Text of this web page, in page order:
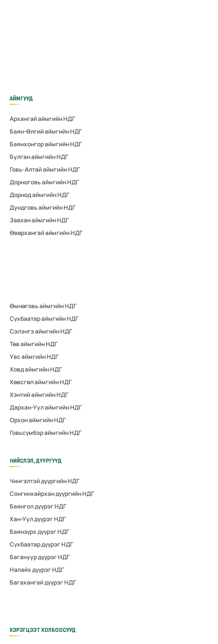
АЙМГУУД
Архангай аймгийн НДГ
Баян-Өлгий аймгийн НДГ
Баянхонгор аймгийн НДГ
Булган аймгийн НДГ
Говь-Алтай аймгийн НДГ
Дорноговь аймгийн НДГ
Дорнод аймгийн НДГ
Дундговь аймгийн НДГ
Завхан аймгийн НДГ
Өвөрхангай аймгийн НДГ
Өмнөговь аймгийн НДГ
Сүхбаатар аймгийн НДГ
Сэлэнгэ аймгийн НДГ
Төв аймгийн НДГ
Увс аймгийн НДГ
Ховд аймгийн НДГ
Хөвсгөл аймгийн НДГ
Хэнтий аймгийн НДГ
Дархан-Уул аймгийн НДГ
Орхон аймгийн НДГ
Говьсүмбэр аймгийн НДГ
НИЙСЛЭЛ, ДҮҮРГҮҮД
Чингэлтэй дүүргийн НДГ
Сонгинхайрхан дүүргийн НДГ
Баянгол дүүрэг НДГ
Хан-Уул дүүрэг НДГ
Баянзүрх дүүрэг НДГ
Сүхбаатар дүүрэг НДГ
Багануур дүүрэг НДГ
Налайх дүүрэг НДГ
Багахангай дүүрэг НДГ
ХЭРЭГЦЭЭТ ХОЛБООСУУД